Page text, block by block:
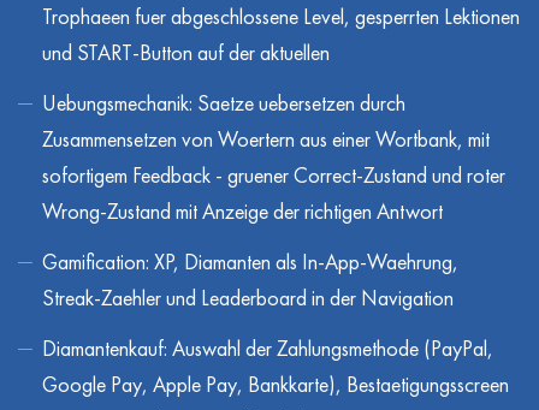
Trophaeen fuer abgeschlossene Level, gesperrten Lektionen
und START-Button auf der aktuellen
Uebungsmechanik: Saetze uebersetzen durch
Zusammensetzen von Woertern aus einer Wortbank, mit
sofortigem Feedback - gruener Correct-Zustand und roter
Wrong-Zustand mit Anzeige der richtigen Antwort
Gamification: XP, Diamanten als In-App-Waehrung,
Streak-Zaehler und Leaderboard in der Navigation
Diamantenkauf: Auswahl der Zahlungsmethode (PayPal,
Google Pay, Apple Pay, Bankkarte), Bestaetigungsscreen